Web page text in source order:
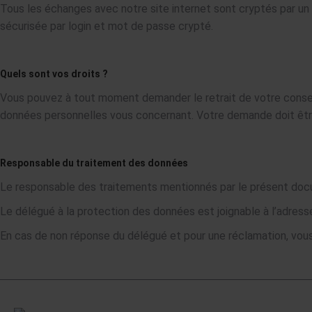
Tous les échanges avec notre site internet sont cryptés par
sécurisée par login et mot de passe crypté.
Quels sont vos droits ?
Vous pouvez à tout moment demander le retrait de votre
données personnelles vous concernant. Votre demande doit
Responsable du traitement des données
Le responsable des traitements mentionnés par le présent
Le délégué à la protection des données est joignable à
En cas de non réponse du délégué et pour une réclamation,